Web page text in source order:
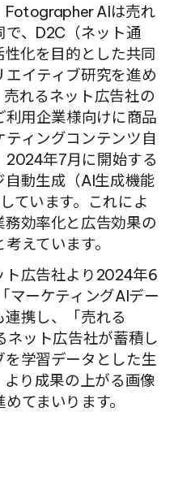
AIは売れ
、D2C（ネット通
化を目的とした共同
イティブ研究を進め
れるネット広告社の
用企業様向けに商品
ィングコンテンツ自
2024年7月に開始する
自動生成（AI生成機能
ています。これによ
務効率化と広告効果の
えています。
広告社より2024年6
マーケティングAIデー
携し、「売れる
ネット広告社が蓄積し
学習データとした生
り成果の上がる画像
てまいります。